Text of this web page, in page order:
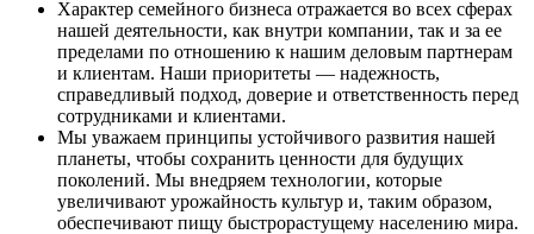
Характер семейного бизнеса отражается во всех сферах
нашей деятельности, как внутри компании, так и за ее
пределами по отношению к нашим деловым партнерам
и клиентам. Наши приоритеты — надежность,
справедливый подход, доверие и ответственность перед
сотрудниками и клиентами.
Мы уважаем принципы устойчивого развития нашей
планеты, чтобы сохранить ценности для будущих
поколений. Мы внедряем технологии, которые
увеличивают урожайность культур и, таким образом,
обеспечивают пищу быстрорастущему населению мира.